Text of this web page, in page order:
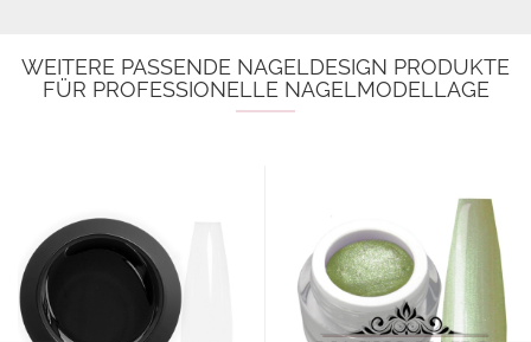
WEITERE PASSENDE NAGELDESIGN PRODUKTE
FÜR PROFESSIONELLE NAGELMODELLAGE